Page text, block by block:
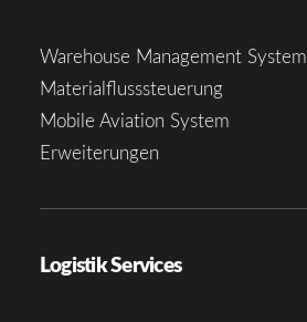
Warehouse Management System
Materialflusssteuerung
Mobile Aviation System
Erweiterungen
Logistik Services